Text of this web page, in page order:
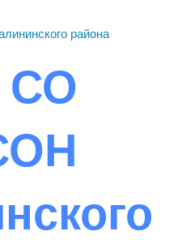
СО